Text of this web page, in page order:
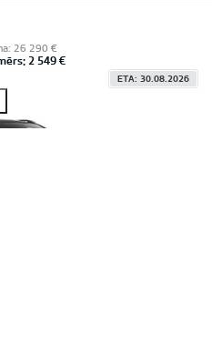
26 290 €
2 549 €
ETA: 30.08.2026